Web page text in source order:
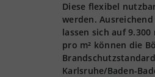
Diese flexibel
werden.
lassen sich auf
pro m² können die
Karlsruhe/Baden-